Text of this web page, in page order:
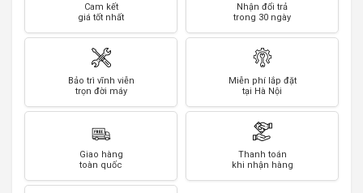
Cam kết
giá tốt nhất
Nhận đổi trả
trong 30 ngày
Bảo trì vĩnh viễn
trọn đời máy
Miễn phí lắp đặt
tại Hà Nội
Giao hàng
toàn quốc
Thanh toán
khi nhận hàng